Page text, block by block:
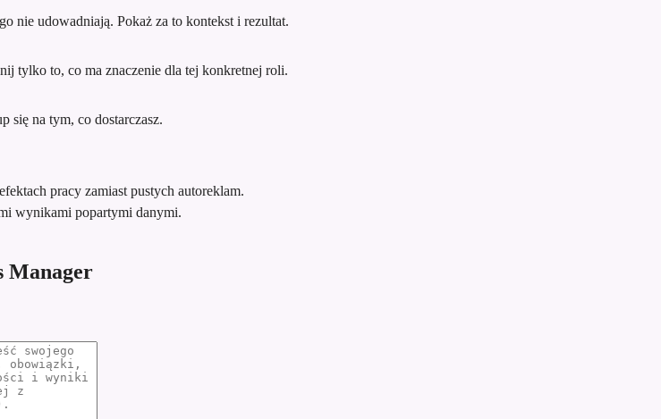
nie udowadniają. Pokaż za to kontekst i rezultat.
tylko to, co ma znaczenie dla tej konkretnej roli.
się na tym, co dostarczasz.
pracy zamiast pustych autoreklam.
wynikami popartymi danymi.
Manager